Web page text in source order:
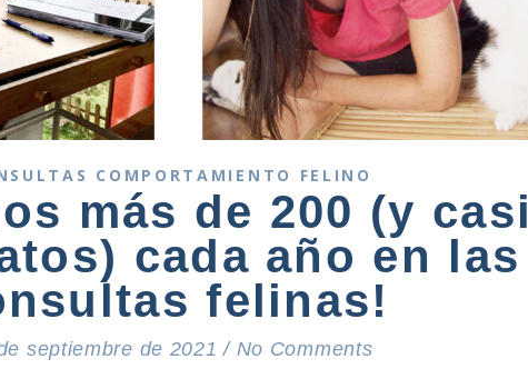
COMPORTAMIENTO FELINO
más de 200 (y casi
cada año en las
felinas!
septiembre de 2021 / No Comments